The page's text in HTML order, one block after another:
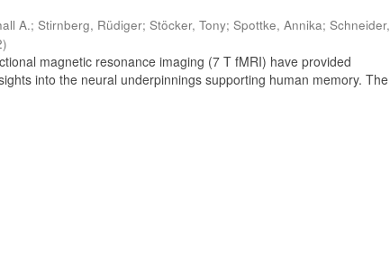
A.;Stirnberg, Rüdiger;Stöcker, Tony;Spottke, Annika;Schneider,
)
magnetic resonance imaging (7 T fMRI) have provided
into the neural underpinnings supporting human memory. The